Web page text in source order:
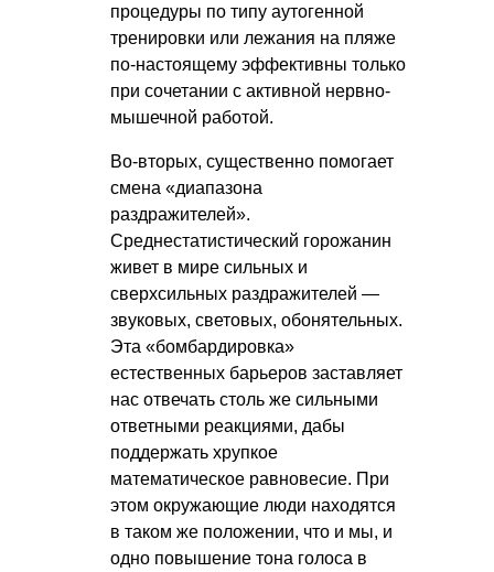
процедуры по типу аутогенной
тренировки или лежания на пляже
по-настоящему эффективны только
при сочетании с активной нервно-
мышечной работой.
Во-вторых, существенно помогает
смена «диапазона
раздражителей».
Среднестатистический горожанин
живет в мире сильных и
сверхсильных раздражителей —
звуковых, световых, обонятельных.
Эта «бомбардировка»
естественных барьеров заставляет
нас отвечать столь же сильными
ответными реакциями, дабы
поддержать хрупкое
математическое равновесие. При
этом окружающие люди находятся
в таком же положении, что и мы, и
одно повышение тона голоса в